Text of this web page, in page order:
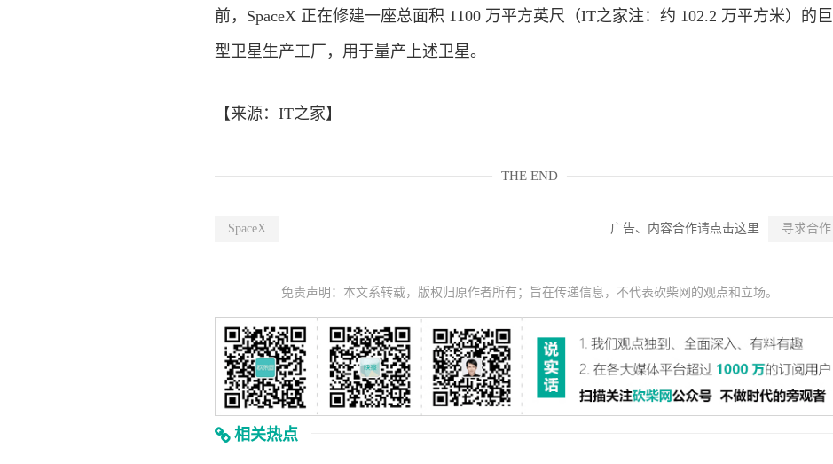
前，SpaceX 正在修建一座总面积 1100 万平方英尺（IT之家注：约 102.2 万平方米）的巨
型卫星生产工厂，用于量产上述卫星。
【来源： IT之家】
THE END
广告、内容合作请点击这里 寻求合作
SpaceX
免责声明：本文系转载，版权归原作者所有；旨在传递信息，不代表砍柴网的观点和立场。
相关热点